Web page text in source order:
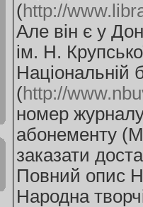
(http://
Але він є у
ім. Н.
Національній
(http://
номер
абонементу
заказати
Повний опис
Народна